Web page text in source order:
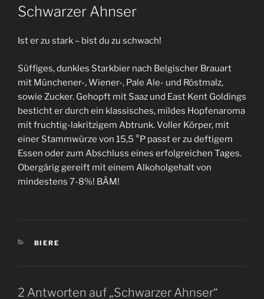
AM
Schwarzer Ahnser
Ist er zu stark – bist du zu schwach!
Süffiges, dunkles Starkbier nach Belgischer Brauart
mit Münchener-, Wiener-, Pale Ale- und Röstmalz,
sowie Zucker. Gehopft mit Saaz und East Kent Goldings
besticht er durch ein klassisches, mildes Hopfenaroma
mit fruchtig-lakritzigem Abtrunk. Voller Körper, mit
einer Stammwürze von 15,5 °P passt er zu deftigem
Essen oder zum Abschluss eines erfolgreichen Tages.
Obergärig gereift mit einem Alkoholgehalt von
mindestens 7-8%! BÄM!
KATEGORIEN
BIERE
2 Antworten auf „Schwarzer Ahnser“